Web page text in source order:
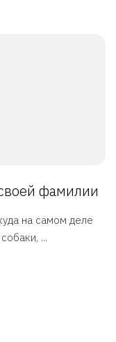
фамилии
на самом деле
...